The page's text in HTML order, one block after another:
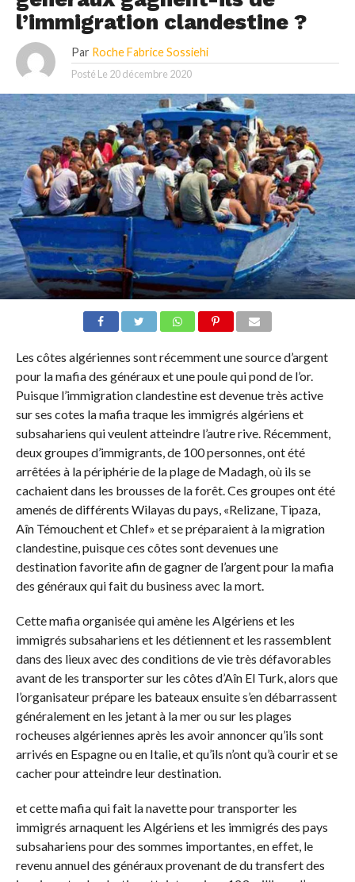
l’immigration clandestine ?
Par Roche Fabrice Sossiehi
Posté Le 20 décembre 2020
Les côtes algériennes sont récemment une source d’argent
pour la mafia des généraux et une poule qui pond de l’or.
Puisque l’immigration clandestine est devenue très active
sur ses cotes la mafia traque les immigrés algériens et
subsahariens qui veulent atteindre l’autre rive. Récemment,
deux groupes d’immigrants, de 100 personnes, ont été
arrêtées à la périphérie de la plage de Madagh, où ils se
cachaient dans les brousses de la forêt. Ces groupes ont été
amenés de différents Wilayas du pays, «Relizane, Tipaza,
Aîn Témouchent et Chlef» et se préparaient à la migration
clandestine, puisque ces côtes sont devenues une
destination favorite afin de gagner de l’argent pour la mafia
des généraux qui fait du business avec la mort.
Cette mafia organisée qui amène les Algériens et les
immigrés subsahariens et les détiennent et les rassemblent
dans des lieux avec des conditions de vie très défavorables
avant de les transporter sur les côtes d’Aîn El Turk, alors que
l’organisateur prépare les bateaux ensuite s’en débarrassent
généralement en les jetant à la mer ou sur les plages
rocheuses algériennes après les avoir annoncer qu’ils sont
arrivés en Espagne ou en Italie, et qu’ils n’ont qu’à courir et se
cacher pour atteindre leur destination.
et cette mafia qui fait la navette pour transporter les
immigrés arnaquent les Algériens et les immigrés des pays
subsahariens pour des sommes importantes, en effet, le
revenu annuel des généraux provenant de du transfert des